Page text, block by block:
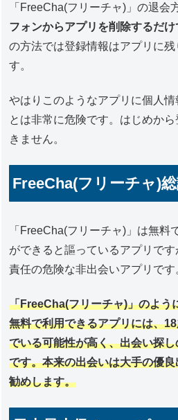
「FreeCha(フリーチャ)」の退会
フォンからアプリを削除するだけ
の方法では登録情報はアプリに
す。
やはりこのようなアプリに個人
とは非常に危険です。はじめか
きません。
FreeCha(フリーチャ)
「FreeCha(フリーチャ)」は無料
ができると謳っているアプリで
責任の危険な非出会いアプリです
「FreeCha(フリーチャ)」のよう
無料で利用できるアプリには、
でいる可能性が高く、出会い探
です。本来の出会いは大手の優
勧めします。